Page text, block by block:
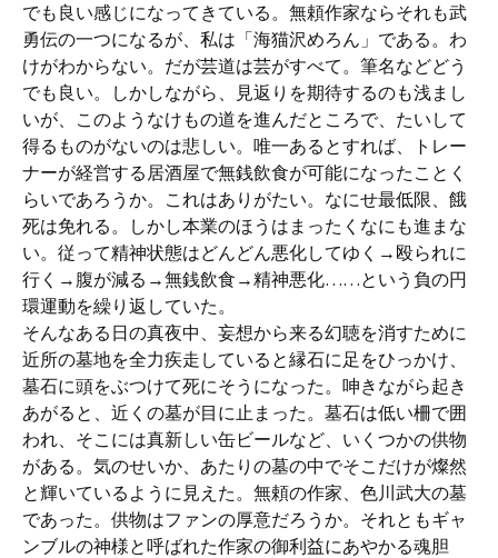
でも良い感じになってきている。無頼作家ならそれも武
勇伝の一つになるが、私は「海猫沢めろん」である。わ
けがわからない。だが芸道は芸がすべて。筆名などどう
でも良い。しかしながら、見返りを期待するのも浅まし
いが、このようなけもの道を進んだところで、たいして
得るものがないのは悲しい。唯一あるとすれば、トレー
ナーが経営する居酒屋で無銭飲食が可能になったことく
らいであろうか。これはありがたい。なにせ最低限、餓
死は免れる。しかし本業のほうはまったくなにも進まな
い。従って精神状態はどんどん悪化してゆく→殴られに
行く→腹が減る→無銭飲食→精神悪化……という負の円
環運動を繰り返していた。
そんなある日の真夜中、妄想から来る幻聴を消すために
近所の墓地を全力疾走していると縁石に足をひっかけ、
墓石に頭をぶつけて死にそうになった。呻きながら起き
あがると、近くの墓が目に止まった。墓石は低い柵で囲
われ、そこには真新しい缶ビールなど、いくつかの供物
がある。気のせいか、あたりの墓の中でそこだけが燦然
と輝いているように見えた。無頼の作家、色川武大の墓
であった。供物はファンの厚意だろうか。それともギャ
ンブルの神様と呼ばれた作家の御利益にあやかる魂胆